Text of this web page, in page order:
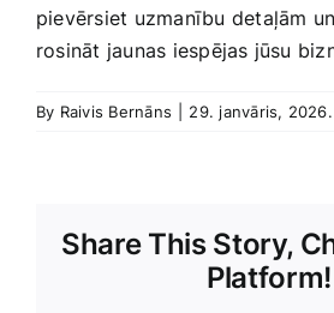
pievērsiet uzmanību detaļām
rosināt jaunas iespējas jūsu
By Raivis Bernāns 29. janvāris, 2026.
Share This Story,
Platform!